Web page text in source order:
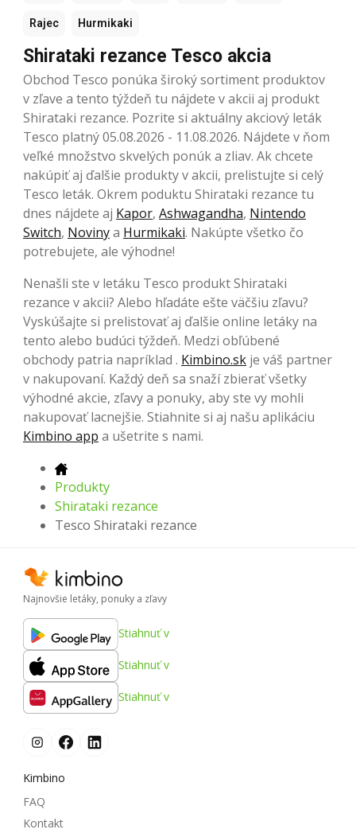
Rajec Hurmikaki
Shirataki rezance Tesco akcia
Obchod Tesco ponúka široký sortiment produktov
v zľave a tento týždeň tu nájdete v akcii aj produkt
Shirataki rezance. Pozrite si aktuálny akciový leták
Tesco platný 05.08.2026 - 11.08.2026. Nájdete v ňom
veľké množstvo skvelých ponúk a zliav. Ak chcete
nakúpiť aj ďalšie produkty v akcii, prelistujte si celý
Tesco leták. Okrem poduktu Shirataki rezance tu
dnes nájdete aj Kapor, Ashwagandha, Nintendo
Switch, Novinya Hurmikaki. Nakúpte všetko čo
potrebujete, ale výhodne!
Nenašli ste v letáku Tesco produkt Shirataki
rezance v akcii? Alebo hľadáte ešte väčšiu zľavu?
Vyskúšajte si prelistovať aj ďalšie online letáky na
tento alebo budúci týždeň. Medzi obľúbené
obchody patria napríklad . Kimbino.sk je váš partner
v nakupovaní. Každý deň sa snaží zbierať všetky
výhodné akcie, zľavy a ponuky, aby ste vy mohli
nakupovať lacnejšie. Stiahnite si aj našu aplikáciu
Kimbino app a ušetrite s nami.
Produkty
Shirataki rezance
Tesco Shirataki rezance
Najnovšie letáky, ponuky a zľavy
Stiahnuť v
Stiahnuť v
Stiahnuť v
Kimbino
FAQ
Kontakt